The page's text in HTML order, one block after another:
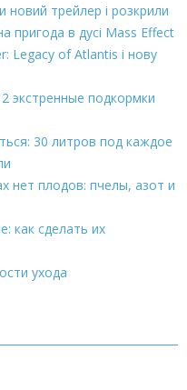
новий трейлер і розкрили
пригода в дусі Mass Effect
Legacy of Atlantis і нову
экстренные подкормки
30 литров под каждое
нет плодов: пчелы, азот и
как сделать их
ухода